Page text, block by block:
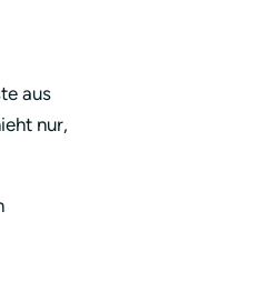
aus
nur,